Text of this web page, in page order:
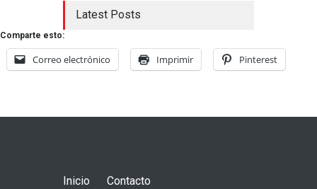
Latest Posts
Comparte esto:
Correo electrónico Imprimir Pinterest
Inicio Contacto